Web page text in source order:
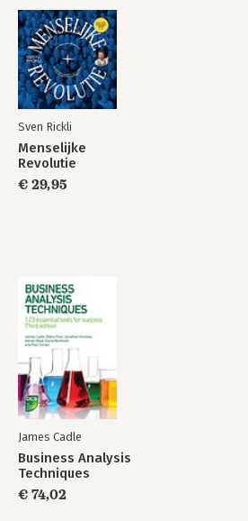
Bekijk alle boeken
Sven Rickli
Menselijke
Revolutie
€ 29,95
James Cadle
Business Analysis
Techniques
€ 74,02